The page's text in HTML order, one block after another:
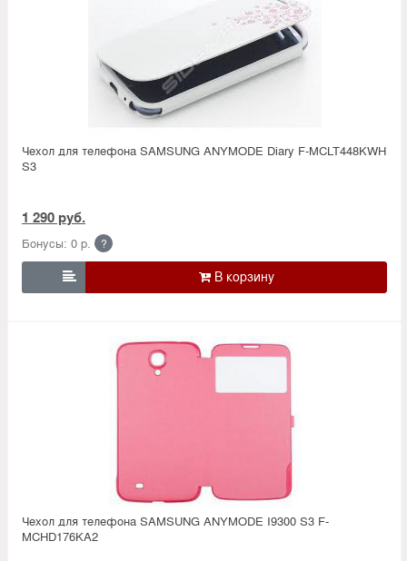
Чехол для телефона SAMSUNG ANYMODE Diary F-MCLT448KWH
S3
1 290 руб.
Бонусы: 0 р. ?

Чехол для телефона SAMSUNG ANYMODE I9300 S3 F-
MCHD176KA2